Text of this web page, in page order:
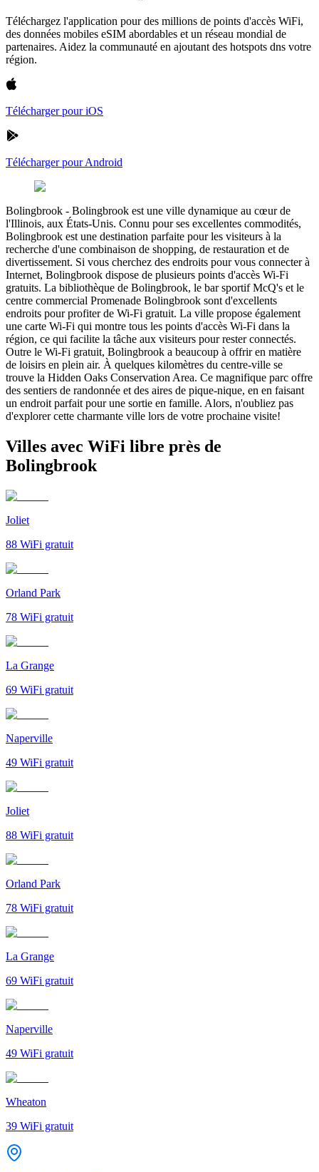
Téléchargez l'application pour des millions de points d'accès WiFi,
des données mobiles eSIM abordables et un réseau mondial de
partenaires. Aidez la communauté en ajoutant des hotspots dns votre
région.
Télécharger pour iOS
Télécharger pour Android
Bolingbrook - Bolingbrook est une ville dynamique au cœur de
l'Illinois, aux États-Unis. Connu pour ses excellentes commodités,
Bolingbrook est une destination parfaite pour les visiteurs à la
recherche d'une combinaison de shopping, de restauration et de
divertissement. Si vous cherchez des endroits pour vous connecter à
Internet, Bolingbrook dispose de plusieurs points d'accès Wi-Fi
gratuits. La bibliothèque de Bolingbrook, le bar sportif McQ's et le
centre commercial Promenade Bolingbrook sont d'excellents
endroits pour profiter de Wi-Fi gratuit. La ville propose également
une carte Wi-Fi qui montre tous les points d'accès Wi-Fi dans la
région, ce qui facilite la tâche aux visiteurs pour rester connectés.
Outre le Wi-Fi gratuit, Bolingbrook a beaucoup à offrir en matière
de loisirs en plein air. À quelques kilomètres du centre-ville se
trouve la Hidden Oaks Conservation Area. Ce magnifique parc offre
des sentiers de randonnée et des aires de pique-nique, en en faisant
un endroit parfait pour une sortie en famille. Alors, n'oubliez pas
d'explorer cette charmante ville lors de votre prochaine visite!
Villes avec WiFi libre près de
Bolingbrook
Joliet
88 WiFi gratuit
Orland Park
78 WiFi gratuit
La Grange
69 WiFi gratuit
Naperville
49 WiFi gratuit
Joliet
88 WiFi gratuit
Orland Park
78 WiFi gratuit
La Grange
69 WiFi gratuit
Naperville
49 WiFi gratuit
Wheaton
39 WiFi gratuit